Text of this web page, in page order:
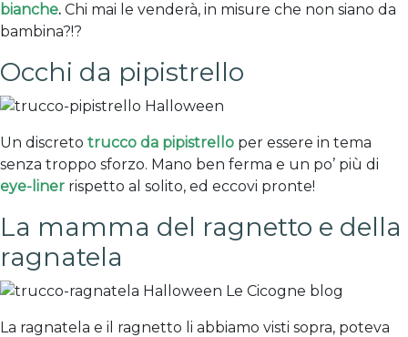
bianche. Chi mai le venderà, in misure che non siano da
bambina?!?
Occhi da pipistrello
Un discreto trucco da pipistrello per essere in tema
senza troppo sforzo. Mano ben ferma e un po’ più di
eye-liner rispetto al solito, ed eccovi pronte!
La mamma del ragnetto e della
ragnatela
La ragnatela e il ragnetto li abbiamo visti sopra, poteva